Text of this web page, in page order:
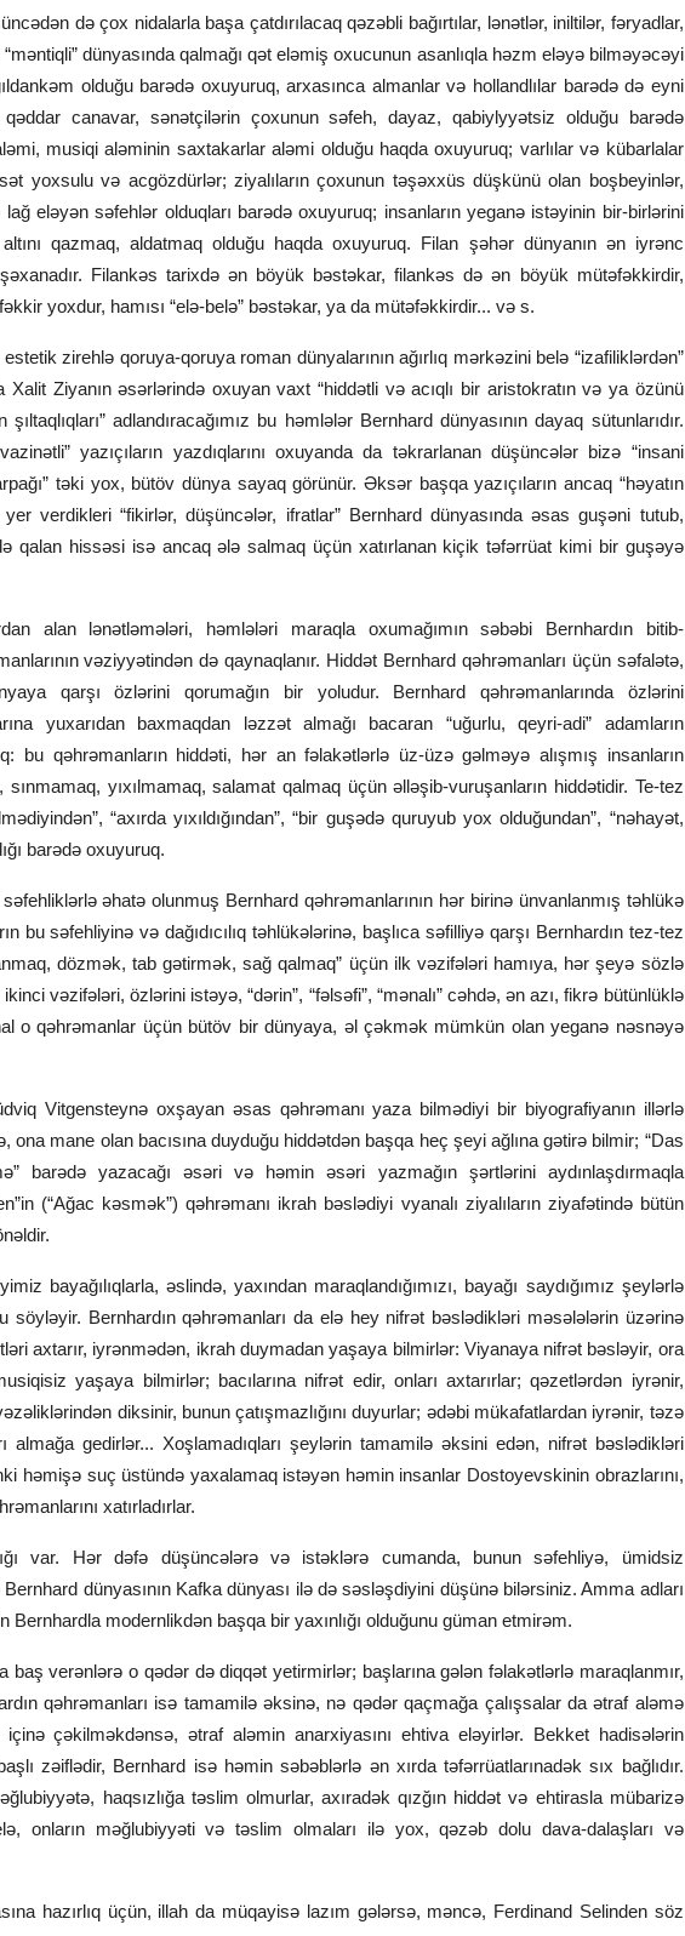
də çox nidalarla başa çatdırılacaq qəzəbli bağırtılar, lənətlər, iniltilər, fəryadlar,
“məntiqli” dünyasında qalmağı qət eləmiş oxucunun asanlıqla həzm eləyə bilməyəcəyi
olduğu barədə oxuyuruq, arxasınca almanlar və hollandlılar barədə də eyni
canavar, sənətçilərin çoxunun səfeh, dayaz, qabiylyyətsiz olduğu barədə
musiqi aləminin saxtakarlar aləmi olduğu haqda oxuyuruq; varlılar və kübarlalar
yoxsulu və acgözdürlər; ziyalıların çoxunun təşəxxüs düşkünü olan boşbeyinlər,
eləyən səfehlər olduqları barədə oxuyuruq; insanların yeganə istəyinin bir-birlərini
qazmaq, aldatmaq olduğu haqda oxuyuruq. Filan şəhər dünyanın ən iyrənc
Filankəs tarixdə ən böyük bəstəkar, filankəs də ən böyük mütəfəkkirdir,
yoxdur, hamısı “elə-belə” bəstəkar, ya da mütəfəkkirdir... və s.
zirehlə qoruya-qoruya roman dünyalarının ağırlıq mərkəzini belə “izafiliklərdən”
Ziyanın əsərlərində oxuyan vaxt “hiddətli və acıqlı bir aristokratın və ya özünü
adlandıracağımız bu həmlələr Bernhard dünyasının dayaq sütunlarıdır.
yazıçıların yazdıqlarını oxuyanda da təkrarlanan düşüncələr bizə “insani
təki yox, bütöv dünya sayaq görünür. Əksər başqa yazıçıların ancaq “həyatın
verdikleri “fikirlər, düşüncələr, ifratlar” Bernhard dünyasında əsas guşəni tutub,
qalan hissəsi isə ancaq ələ salmaq üçün xatırlanan kiçik təfərrüat kimi bir guşəyə
alan lənətləmələri, həmlələri maraqla oxumağımın səbəbi Bernhardın bitib-
vəziyyətindən də qaynaqlanır. Hiddət Bernhard qəhrəmanları üçün səfalətə,
qarşı özlərini qorumağın bir yoludur. Bernhard qəhrəmanlarında özlərini
yuxarıdan baxmaqdan ləzzət almağı bacaran “uğurlu, qeyri-adi” adamların
bu qəhrəmanların hiddəti, hər an fəlakətlərlə üz-üzə gəlməyə alışmış insanların
yıxılmamaq, salamat qalmaq üçün əlləşib-vuruşanların hiddətidir. Te-tez
“axırda yıxıldığından”, “bir guşədə quruyub yox olduğundan”, “nəhayət,
barədə oxuyuruq.
səfehliklərlə əhatə olunmuş Bernhard qəhrəmanlarının hər birinə ünvanlanmış təhlükə
bu səfehliyinə və dağıdıcılıq təhlükələrinə, başlıca səfilliyə qarşı Bernhardın tez-tez
dözmək, tab gətirmək, sağ qalmaq” üçün ilk vəzifələri hamıya, hər şeyə sözlə
vəzifələri, özlərini istəyə, “dərin”, “fəlsəfi”, “mənalı” cəhdə, ən azı, fikrə bütünlüklə
o qəhrəmanlar üçün bütöv bir dünyaya, əl çəkmək mümkün olan yeganə nəsnəyə
Vitgensteynə oxşayan əsas qəhrəmanı yaza bilmədiyi bir biyografiyanın illərlə
ona mane olan bacısına duyduğu hiddətdən başqa heç şeyi ağlına gətirə bilmir; “Das
barədə yazacağı əsəri və həmin əsəri yazmağın şərtlərini aydınlaşdırmaqla
(“Ağac kəsmək”) qəhrəmanı ikrah bəslədiyi vyanalı ziyalıların ziyafətində bütün
bayağılıqlarla, əslində, yaxından maraqlandığımızı, bayağı saydığımız şeylərlə
söyləyir. Bernhardın qəhrəmanları da elə hey nifrət bəslədikləri məsələlərin üzərinə
axtarır, iyrənmədən, ikrah duymadan yaşaya bilmirlər: Viyanaya nifrət bəsləyir, ora
yaşaya bilmirlər; bacılarına nifrət edir, onları axtarırlar; qəzetlərdən iyrənir,
diksinir, bunun çatışmazlığını duyurlar; ədəbi mükafatlardan iyrənir, təzə
almağa gedirlər... Xoşlamadıqları şeylərin tamamilə əksini edən, nifrət bəslədikləri
həmişə suç üstündə yaxalamaq istəyən həmin insanlar Dostoyevskinin obrazlarını,
xatırladırlar.
var. Hər dəfə düşüncələrə və istəklərə cumanda, bunun səfehliyə, ümidsiz
dünyasının Kafka dünyası ilə də səsləşdiyini düşünə bilərsiniz. Amma adları
Bernhardla modernlikdən başqa bir yaxınlığı olduğunu güman etmirəm.
baş verənlərə o qədər də diqqət yetirmirlər; başlarına gələn fəlakətlərlə maraqlanmır,
qəhrəmanları isə tamamilə əksinə, nə qədər qaçmağa çalışsalar da ətraf aləmə
içinə çəkilməkdənsə, ətraf aləmin anarxiyasını ehtiva eləyirlər. Bekket hadisələrin
zəiflədir, Bernhard isə həmin səbəblərlə ən xırda təfərrüatlarınadək sıx bağlıdır.
haqsızlığa təslim olmurlar, axıradək qızğın hiddət və ehtirasla mübarizə
onların məğlubiyyəti və təslim olmaları ilə yox, qəzəb dolu dava-dalaşları və
hazırlıq üçün, illah da müqayisə lazım gələrsə, məncə, Ferdinand Selinden söz